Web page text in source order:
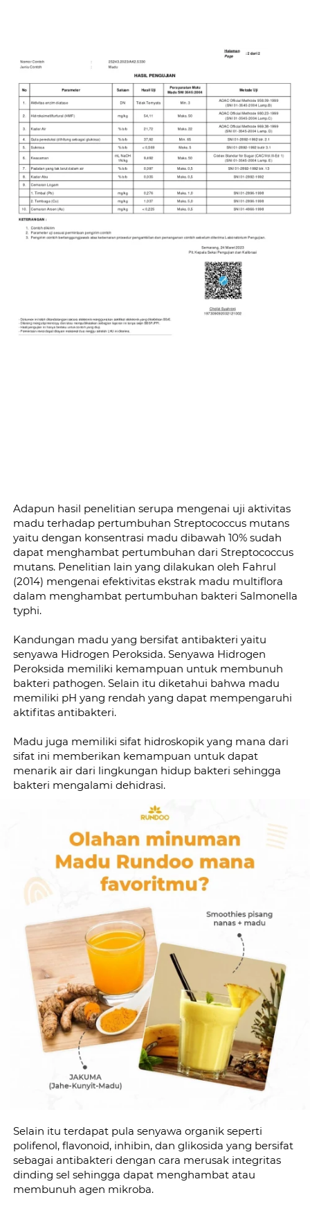
Adapun hasil penelitian serupa mengenai uji aktivitas
madu terhadap pertumbuhan Streptococcus mutans
yaitu dengan konsentrasi madu dibawah 10% sudah
dapat menghambat pertumbuhan dari Streptococcus
mutans. Penelitian lain yang dilakukan oleh Fahrul
(2014) mengenai efektivitas ekstrak madu multiflora
dalam menghambat pertumbuhan bakteri Salmonella
typhi.
Kandungan madu yang bersifat antibakteri yaitu
senyawa Hidrogen Peroksida. Senyawa Hidrogen
Peroksida memiliki kemampuan untuk membunuh
bakteri pathogen. Selain itu diketahui bahwa madu
memiliki pH yang rendah yang dapat mempengaruhi
aktifitas antibakteri.
Madu juga memiliki sifat hidroskopik yang mana dari
sifat ini memberikan kemampuan untuk dapat
menarik air dari lingkungan hidup bakteri sehingga
bakteri mengalami dehidrasi.
Selain itu terdapat pula senyawa organik seperti
polifenol, flavonoid, inhibin, dan glikosida yang bersifat
sebagai antibakteri dengan cara merusak integritas
dinding sel sehingga dapat menghambat atau
membunuh agen mikroba.